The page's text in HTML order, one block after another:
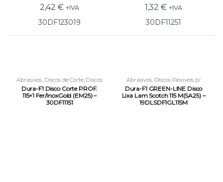
2,42€ +IVA
30DF123019
1,32€ +IVA
30DF11251
Abrasivos Discos de Corte, Discos
Rigidos p/ Rebarbadora
Dura-F1 Disco Corte PROF.
115×1 Fer/InoxGold (EM25) –
30DF11151
Abrasivos, Discos Flexíveis p/
Rebarbadora
Dura-F1 GREEN-LINE Disco
Lixa Lam Scotch 115 M(SA25) –
19DLSDF1GL115M